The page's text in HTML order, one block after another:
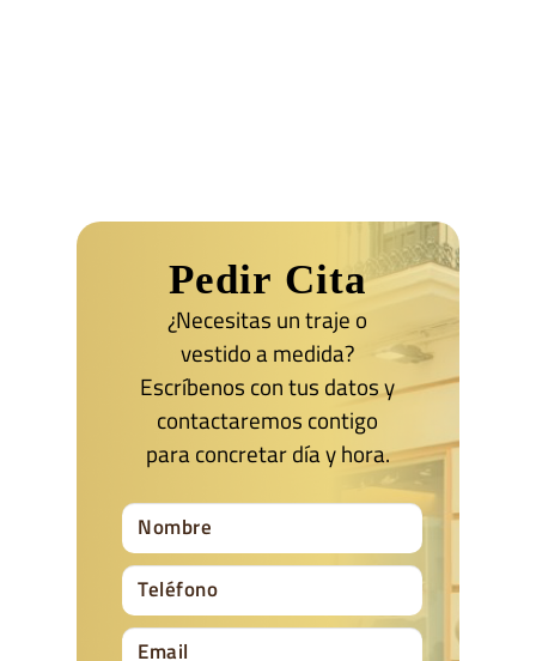
Pedir Cita
¿Necesitas un traje o
vestido a medida?
Escríbenos con tus datos y
contactaremos contigo
para concretar día y hora.